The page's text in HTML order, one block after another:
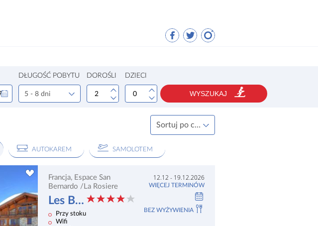
DŁUGOŚĆ POBYTU
5 - 8 dni
DOROŚLI DZIECI
WYSZUKAJ
Sortuj po cenie rosnąco
AUTOKAREM SAMOLOTEM
Francja, Espace San
Bernardo /La Rosiere
Les Balcons de la Rosiere
Przy stoku
Wifi
12.12 - 19.12.2026
WIĘCEJ TERMINÓW
BEZ WYŻYWIENIA